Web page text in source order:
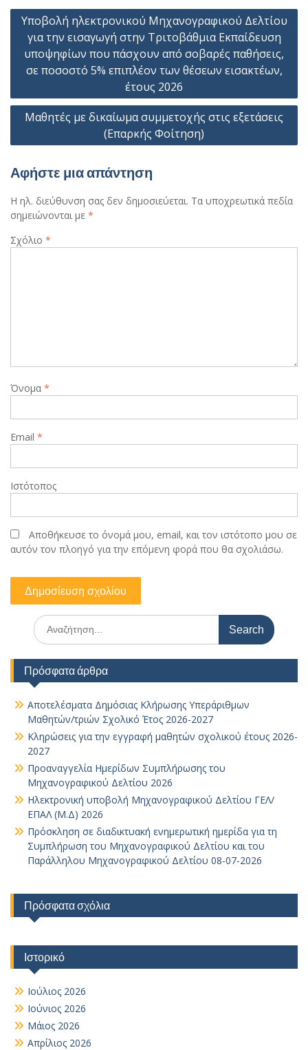
Πλοήγηση
άρθρων
Υποβολή ηλεκτρονικού Μηχανογραφικού Δελτίου
για την εισαγωγή στην Τριτοβάθμια Εκπαίδευση
υποψηφίων που πάσχουν από σοβαρές παθήσεις,
σε ποσοστό 5% επιπλέον των θέσεων εισακτέων,
έτους 2026
Μαθητές με δικαίωμα συμμετοχής στις εξετάσεις
(Επαρκής Φοίτηση)
Αφήστε μια απάντηση
Η ηλ. διεύθυνση σας δεν δημοσιεύεται. Τα υποχρεωτικά πεδία
σημειώνονται με *
Σχόλιο *
Όνομα *
Email *
Ιστότοπος
Αποθήκευσε το όνομά μου, email, και τον ιστότοπο μου σε
αυτόν τον πλοηγό για την επόμενη φορά που θα σχολιάσω.
Search
for:
Πρόσφατα άρθρα
Αποτελέσματα Δημόσιας Κλήρωσης Υπεράριθμων
Μαθητών/τριών Σχολικό Έτος 2026-2027
Κληρώσεις για την εγγραφή μαθητών σχολικού έτους 2026-
2027
Προαναγγελία Ημερίδων Συμπλήρωσης του
Μηχανογραφικού Δελτίου 2026
Ηλεκτρονική υποβολή Μηχανογραφικού Δελτίου ΓΕΛ/
ΕΠΑΛ (Μ.Δ) 2026
Πρόσκληση σε διαδικτυακή ενημερωτική ημερίδα για τη
Συμπλήρωση του Μηχανογραφικού Δελτίου και του
Παράλληλου Μηχανογραφικού Δελτίου 08-07-2026
Πρόσφατα σχόλια
Ιστορικό
Ιούλιος 2026
Ιούνιος 2026
Μάιος 2026
Απρίλιος 2026